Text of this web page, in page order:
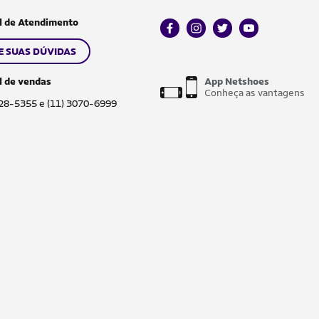
de Atendimento
SUAS DÚVIDAS
de vendas
5355 e (11) 3070-6999
facebookinstagram
twitteryoutube
App Netshoes
Conheça as vantagens